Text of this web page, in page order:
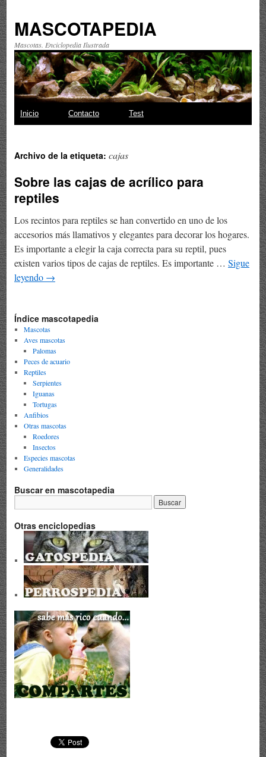
MASCOTAPEDIA
Mascotas. Enciclopedia Ilustrada
Saltar
contenido
Inicio Contacto Test
Archivo de la etiqueta: cajas
Sobre las cajas de acrílico para
reptiles
Los recintos para reptiles se han convertido en uno de los
accesorios más llamativos y elegantes para decorar los hogares.
Es importante a elegir la caja correcta para su reptil, pues
existen varios tipos de cajas de reptiles. Es importante … Sigue
leyendo →
Índice mascotapedia
Mascotas
Aves mascotas
Palomas
Peces de acuario
Reptiles
Serpientes
Iguanas
Tortugas
Anfibios
Otras mascotas
Roedores
Insectos
Especies mascotas
Generalidades
Buscar en mascotapedia
Otras enciclopedias